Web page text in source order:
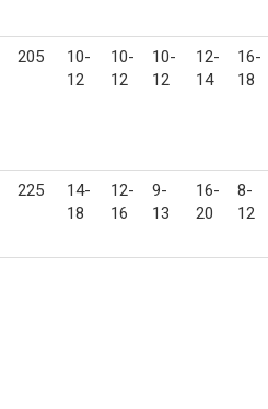
205
10-
12
10-
12
10-
12
12-
14
16-
18
225
14-
18
12-
16
9-
13
16-
20
8-
12